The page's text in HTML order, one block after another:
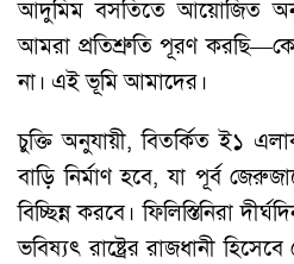
আদুমিম বসতিতে আয়োজিত
আমরা প্রতিশ্রুতি পূরণ
না। এই ভূমি আমাদের।
চুক্তি অনুযায়ী, বিতর্কিত ই১
বাড়ি নির্মাণ হবে, যা পূর্ব
বিচ্ছিন্ন করবে। ফিলিস্তিনিরা
ভবিষ্যৎ রাষ্ট্রের রাজধানী